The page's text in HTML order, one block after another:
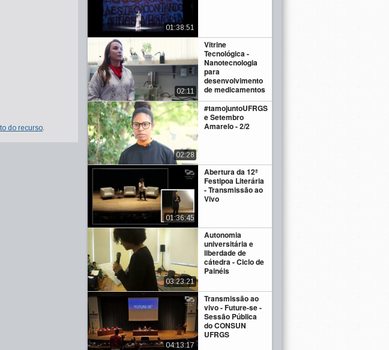
do recurso.
01:38:51
Vitrine
Tecnológica -
Nanotecnologia
para
desenvolvimento
de medicamentos
02:11
#tamojuntoUFRGS
e Setembro
Amarelo - 2/2
02:28
Abertura da 12ª
Festipoa Literária
- Transmissão ao
Vivo
01:36:45
Autonomia
universitária e
liberdade de
cátedra - Ciclo de
Painéis
03:23:21
Transmissão ao
vivo - Future-se -
Sessão Pública
do CONSUN
UFRGS
04:13:17